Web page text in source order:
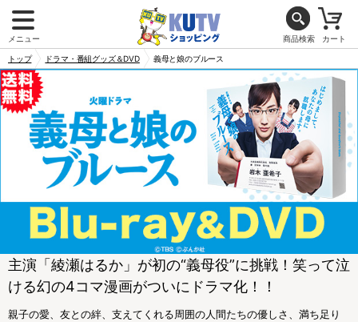
メニュー 商品検索 カート
トップ ドラマ・番組グッズ＆DVD 義母と娘のブルース
主演「綾瀬はるか」が初の“義母役”に挑戦！笑って泣
ける幻の4コマ漫画がついにドラマ化！！
親子の愛、友との絆、支えてくれる周囲の人間たちの優しさ、満ち足り